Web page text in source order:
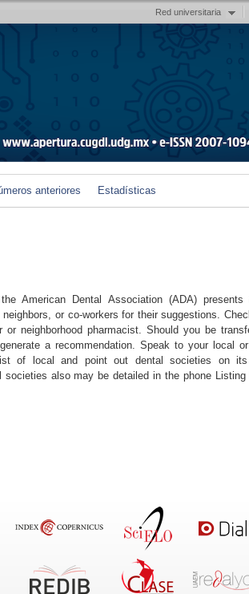
Red universitaria
anteriores Estadísticas
American Dental Association (ADA) presents
or co-workers for their suggestions.
neighborhood pharmacist. Should you be
a recommendation. Speak to your local
of local and point out dental societies on
societies also may be detailed in the phone Listing